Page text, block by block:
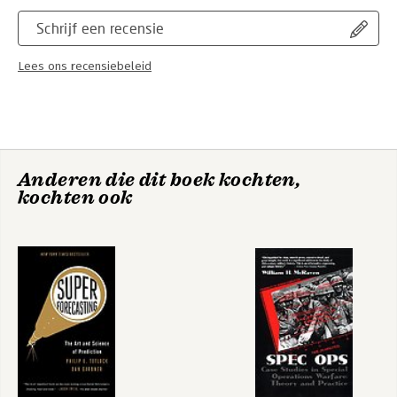
Schrijf een recensie
Lees ons recensiebeleid
Anderen die dit boek kochten,
kochten ook